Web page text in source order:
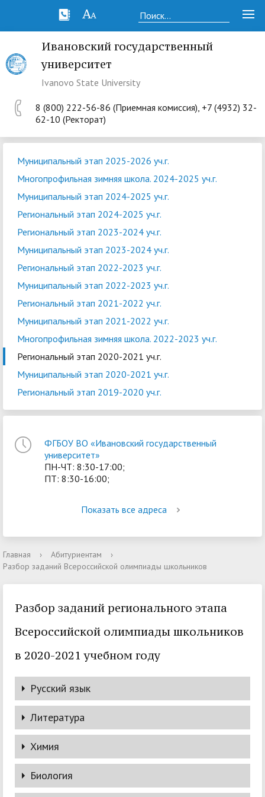
Ивановский государственный
университет
Ivanovo State University
8 (800) 222-56-86 (Приемная комиссия), +7 (4932) 32-
62-10 (Ректорат)
Муниципальный этап 2025-2026 уч.г.
Многопрофильная зимняя школа. 2024-2025 уч.г.
Муниципальный этап 2024-2025 уч.г.
Региональный этап 2024-2025 уч.г.
Региональный этап 2023-2024 уч.г.
Муниципальный этап 2023-2024 уч.г.
Региональный этап 2022-2023 уч.г.
Муниципальный этап 2022-2023 уч.г.
Региональный этап 2021-2022 уч.г.
Муниципальный этап 2021-2022 уч.г.
Многопрофильная зимняя школа. 2022-2023 уч.г.
Региональный этап 2020-2021 уч.г.
Муниципальный этап 2020-2021 уч.г.
Региональный этап 2019-2020 уч.г.
ФГБОУ ВО «Ивановский государственный
университет»
ПН-ЧТ: 8:30-17:00;
ПТ: 8:30-16:00;
Показать все адреса
Главная › Абитуриентам
›
Разбор заданий Всероссийской олимпиады школьников
Разбор заданий регионального этапа
Всероссийской олимпиады школьников
в 2020-2021 учебном году
Русский язык
Литература
Химия
9 класс
Биология